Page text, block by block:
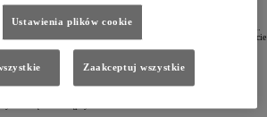
systemy bezpieczeństwa czynnego i wprowadza je do swoich modeli.
- w tym pakiet Toyota Safety Sense (TSS), oferowany w każdym aucie
wspierające kierowcę podczas prowadzenia i parkowania -
marki w poprawę bezpieczeństwa na drogach.
trzecia generacja systemu Toyota Safety Sense (TSS).
Toyotą bZ4X oraz Corollą Cross. Z czasem został wprowadzony do
po face liftingu oraz do nowego Priusa i Toyoty C-HR drugiej
TSS będzie dostępny również w Yarisie oraz Yarisie Cross.
Ustawienia plików cookie
Zaakceptuj wszystkie